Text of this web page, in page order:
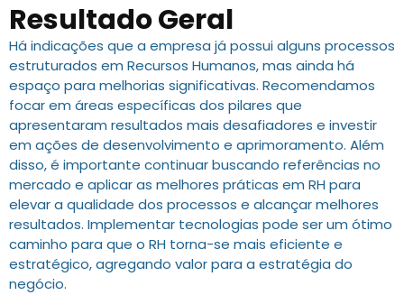
Resultado Geral
Há indicações que a empresa já possui alguns processos
estruturados em Recursos Humanos, mas ainda há
espaço para melhorias significativas. Recomendamos
focar em áreas específicas dos pilares que
apresentaram resultados mais desafiadores e investir
em ações de desenvolvimento e aprimoramento. Além
disso, é importante continuar buscando referências no
mercado e aplicar as melhores práticas em RH para
elevar a qualidade dos processos e alcançar melhores
resultados. Implementar tecnologias pode ser um ótimo
caminho para que o RH torna-se mais eficiente e
estratégico, agregando valor para a estratégia do
negócio.